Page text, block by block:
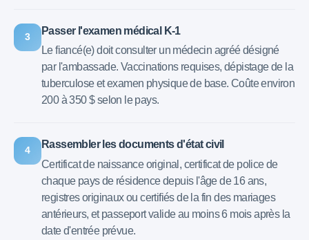
3
Passer l'examen médical K-1
Le fiancé(e) doit consulter un médecin agréé désigné
par l'ambassade. Vaccinations requises, dépistage de la
tuberculose et examen physique de base. Coûte environ
200 à 350 $ selon le pays.
4
Rassembler les documents d'état civil
Certificat de naissance original, certificat de police de
chaque pays de résidence depuis l'âge de 16 ans,
registres originaux ou certifiés de la fin des mariages
antérieurs, et passeport valide au moins 6 mois après la
date d'entrée prévue.